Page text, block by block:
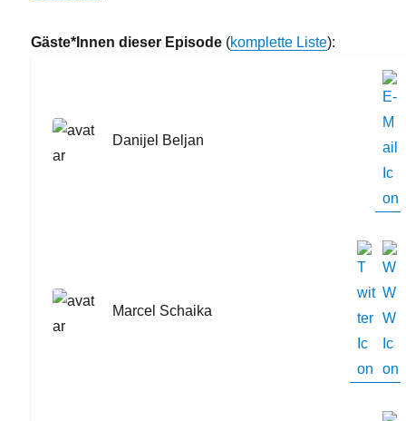
Gäste*Innen dieser Episode (komplette Liste):
Danijel Beljan
Marcel Schaika